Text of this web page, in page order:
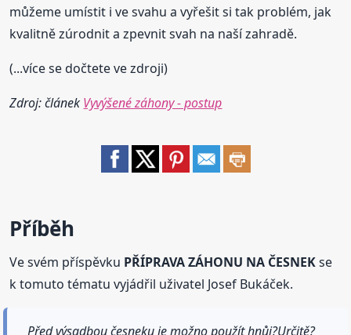
můžeme umístit i ve svahu a vyřešit si tak problém, jak
kvalitně zúrodnit a zpevnit svah na naší zahradě.
(...více se dočtete ve zdroji)
Zdroj: článek Vyvýšené záhony - postup
Příběh
Ve svém příspěvku PŘÍPRAVA ZÁHONU NA ČESNEKse
k tomuto tématu vyjádřil uživatel Josef Bukáček.
Před výsadbou česneku je možno použít hnůj?Určitě?